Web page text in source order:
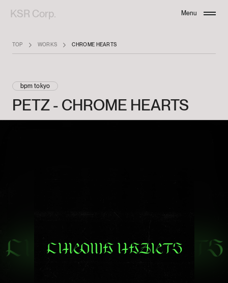
KSR Corp. Menu
TOP WORKS CHROME HEARTS
bpm tokyo
PETZ- CHROME HEARTS